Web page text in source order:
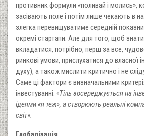
противник формули «поливай і молись»,
засівають поле і потім лише чекають в
злегка перевищуватиме середній
окремі стартапи. Але для того, щоб
вкладатися, потрібно, перш за все,
ринкові умови, прислухатися до власної
духу), а також мислити критично і не
Саме ці фактори є визначальними
інвестуванні. «Тіль зосереджується на
ідеями «я теж», а створюють реальні
світ».
Глобалізація